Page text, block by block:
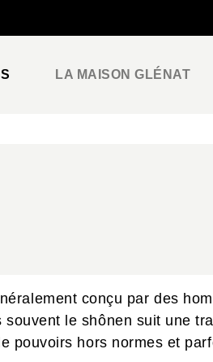
LA MAISON GLÉNAT
conçu par des
le shônen suit une
pouvoirs hors normes et